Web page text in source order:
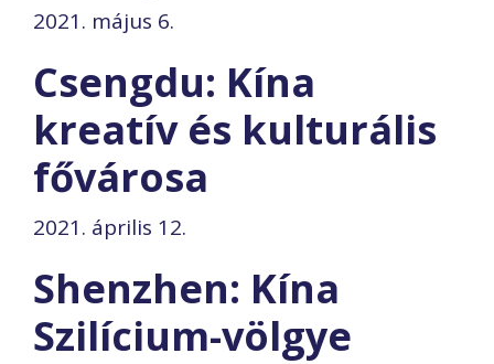
2021. május 6.
Csengdu: Kína
kreatív és kulturális
fővárosa
2021. április 12.
Shenzhen: Kína
Szilícium-völgye